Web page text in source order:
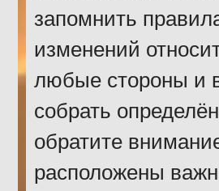
запомнить
изменений
любые стороны и
собрать
обратите
расположены